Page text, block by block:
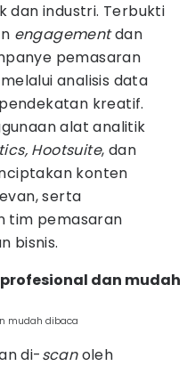
dan industri. Terbukti
engagementdan
pemasaran
analisis data
kreatif.
alat analitik
Hootsuite, dan
konten
serta
tim pemasaran
bisnis.
dan mudah
mudah dibaca
di-scanoleh